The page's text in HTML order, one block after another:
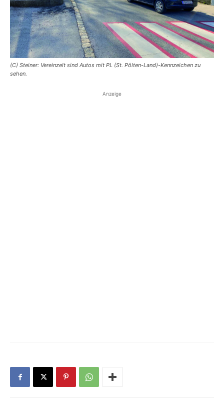
(C) Steiner: Vereinzelt sind Autos mit PL (St. Pölten-Land)-Kennzeichen zu
sehen.
Anzeige